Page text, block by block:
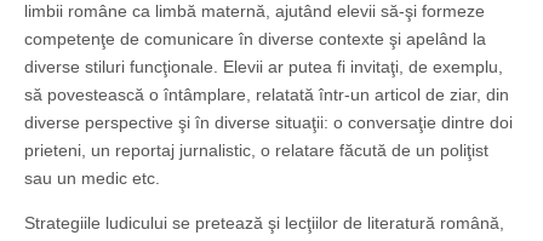
limbii române ca limbă maternă, ajutând elevii să-şi formeze
competenţe de comunicare în diverse contexte şi apelând la
diverse stiluri funcţionale. Elevii ar putea fi invitaţi, de exemplu,
să povestească o întâmplare, relatată într-un articol de ziar, din
diverse perspective şi în diverse situaţii: o conversaţie dintre doi
prieteni, un reportaj jurnalistic, o relatare făcută de un poliţist
sau un medic etc.
Strategiile ludicului se pretează şi lecţiilor de literatură română,